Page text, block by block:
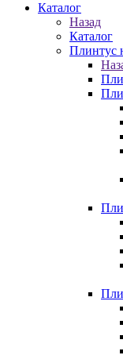
Каталог
Назад
Каталог
Плинтус